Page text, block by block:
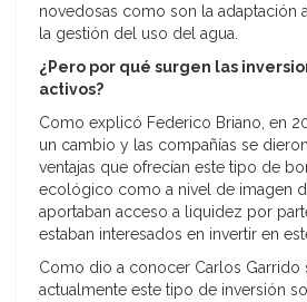
novedosas como son la adaptación
la gestión del uso del agua.
¿Pero por qué surgen las
activos?
Como explicó Federico Briano, en
un cambio y las compañías se
ventajas que ofrecían este tipo de
ecológico como a nivel de imagen
aportaban acceso a liquidez por
estaban interesados en invertir en
Como dio a conocer Carlos Garrido
actualmente este tipo de inversión